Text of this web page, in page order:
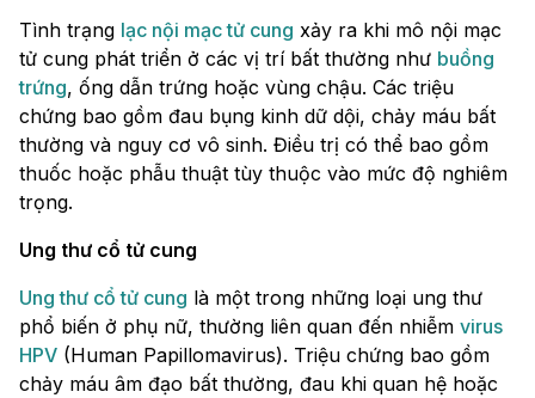
Tình trạng lạc nội mạc tử cung xảy ra khi mô nội mạc
tử cung phát triển ở các vị trí bất thường như buồng
trứng, ống dẫn trứng hoặc vùng chậu. Các triệu
chứng bao gồm đau bụng kinh dữ dội, chảy máu bất
thường và nguy cơ vô sinh. Điều trị có thể bao gồm
thuốc hoặc phẫu thuật tùy thuộc vào mức độ nghiêm
trọng.
Ung thư cổ tử cung
Ung thư cổ tử cung là một trong những loại ung thư
phổ biến ở phụ nữ, thường liên quan đến nhiễm virus
HPV (Human Papillomavirus). Triệu chứng bao gồm
chảy máu âm đạo bất thường, đau khi quan hệ hoặc